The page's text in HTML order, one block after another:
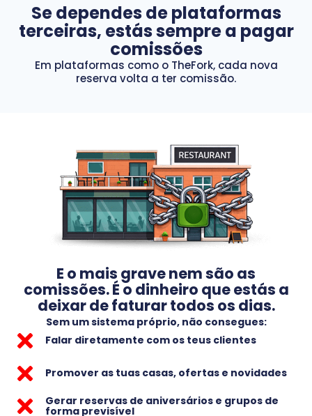
Se dependes de plataformas
terceiras, estás sempre a pagar
comissões
Em plataformas como o TheFork, cada nova
reserva volta a ter comissão.
E o mais grave nem são as
comissões. É o dinheiro que estás a
deixar de faturar todos os dias.
Sem um sistema próprio, não consegues:
Falar diretamente com os teus clientes
Promover as tuas casas, ofertas e novidades
Gerar reservas de aniversários e grupos de
forma previsível